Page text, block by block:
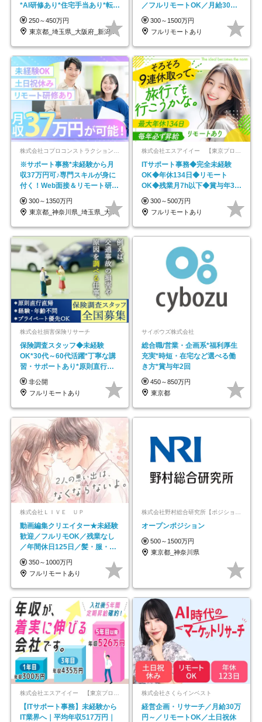
*AI研修あり*住宅手当あり*転勤
なし
250～450万円
東京都_埼玉県_大阪府_新潟県_福岡県
／フルリモートOK／月給30万
円～／年休130日以上
300～1500万円
フルリモートあり
※サポート事務*未経験から月
収37万円可♪専門スキルが身に
付く！Web面接＆リモート研修
も充実♪/a
300～1350万円
東京都_神奈川県_埼玉県_大阪府_愛知県…
ITサポート事務◆完全未経験
OK◆年休134日◆リモート
OK◆残業月7h以下◆賞与年3回
◆5年目まで必ず昇給
300～500万円
フルリモートあり
株式会社損害保険リサーチ
保険調査スタッフ◆未経験
OK*30代～60代活躍*丁寧な講
習・サポートあり*原則直行直
帰／全国募集・業務委託
非公開
フルリモートあり
サイボウズ株式会社
総合職/営業・企画系*福利厚生
充実*時短・在宅など選べる働
き方*賞与年2回
450～850万円
東京都
株式会社ＬＩＶＥ ＵＰ
動画編集クリエイター★未経験
歓迎／フルリモOK／残業なし
／年間休日125日／髪・服・ネ
イル自由／研修充実で安心
350～1000万円
フルリモートあり
オープンポジション
500～1500万円
東京都_神奈川県
【ITサポート事務】未経験から
IT業界へ｜平均年収517万円｜
株式会社さくらインベスト
経営企画・リサーチ／月給30万
円～／リモートOK／土日祝休